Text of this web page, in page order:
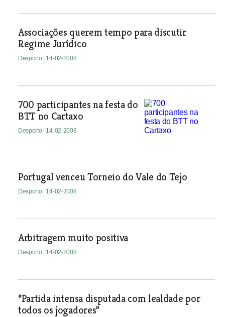
Associações querem tempo para discutir
Regime Jurídico
Desporto | 14-02-2008
700 participantes na festa do
BTT no Cartaxo
Desporto | 14-02-2008
Portugal venceu Torneio do Vale do Tejo
Desporto | 14-02-2008
Arbitragem muito positiva
Desporto | 14-02-2008
“Partida intensa disputada com lealdade por
todos os jogadores”